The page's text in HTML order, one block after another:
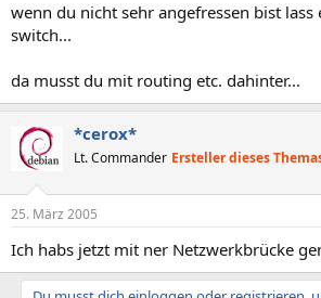
wenn du nicht sehr angefressen bist lass
switch...
da musst du mit routing etc. dahinter...
*cerox*
Lt. Commander Ersteller dieses
25. März 2005
Ich habs jetzt mit ner Netzwerkbrücke